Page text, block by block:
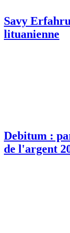
Savy
lituanienne
Debitum :
de l'argent